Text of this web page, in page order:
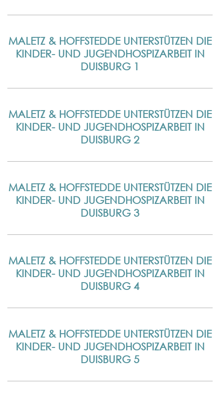
MALETZ & HOFFSTEDDE UNTERSTÜTZEN DIE
KINDER- UND JUGENDHOSPIZARBEIT IN
DUISBURG 1
MALETZ & HOFFSTEDDE UNTERSTÜTZEN DIE
KINDER- UND JUGENDHOSPIZARBEIT IN
DUISBURG 2
MALETZ & HOFFSTEDDE UNTERSTÜTZEN DIE
KINDER- UND JUGENDHOSPIZARBEIT IN
DUISBURG 3
MALETZ & HOFFSTEDDE UNTERSTÜTZEN DIE
KINDER- UND JUGENDHOSPIZARBEIT IN
DUISBURG 4
MALETZ & HOFFSTEDDE UNTERSTÜTZEN DIE
KINDER- UND JUGENDHOSPIZARBEIT IN
DUISBURG 5